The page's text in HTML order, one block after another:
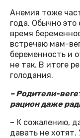
Анемия тоже
года. Обычно это
время
встречаю мам-
беременность и
не так. В итоге
голодания.
– Родители-
рацион даже
– К сожалению,
давать не хотят.